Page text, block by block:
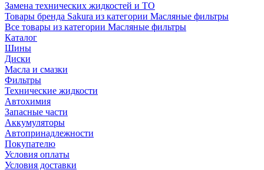
Замена технических жидкостей и ТО
Товары бренда Sakura из категории Масляные фильтры
Все товары из категории Масляные фильтры
Каталог
Шины
Диски
Масла и смазки
Фильтры
Технические жидкости
Автохимия
Запасные части
Аккумуляторы
Автопринадлежности
Покупателю
Условия оплаты
Условия доставки